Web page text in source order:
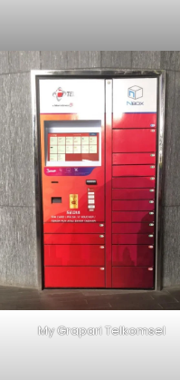
My Grapari Telkomsel